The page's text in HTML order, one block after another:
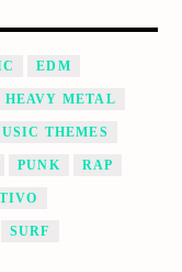
EDM
HEAVY METAL
THEMES
PUNK RAP
SURF